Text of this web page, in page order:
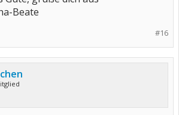
Beate
#16